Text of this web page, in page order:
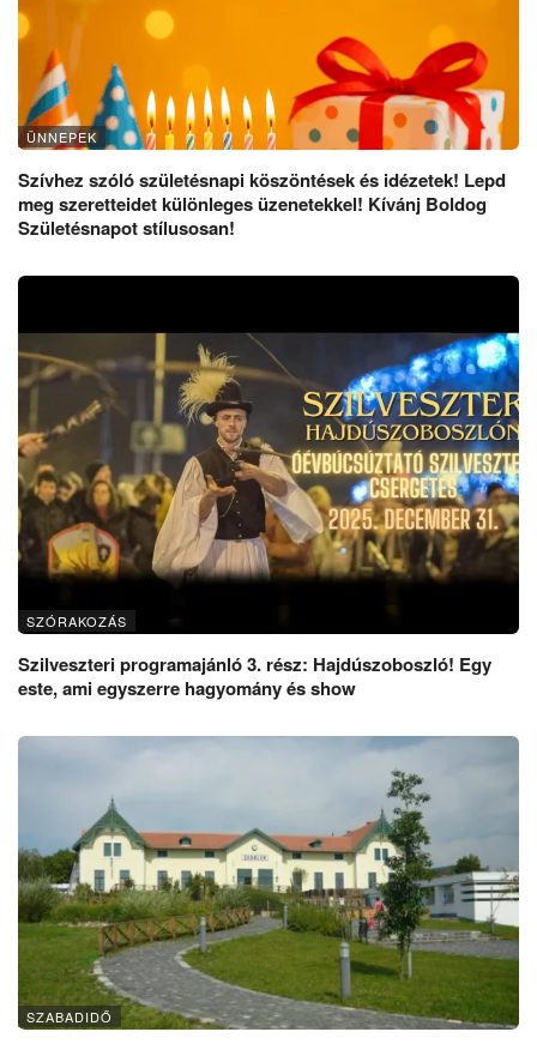
ÜNNEPEK
Szívhez szóló születésnapi köszöntések és idézetek! Lepd
meg szeretteidet különleges üzenetekkel! Kívánj Boldog
Születésnapot stílusosan!
SZÓRAKOZÁS
Szilveszteri programajánló 3. rész: Hajdúszoboszló! Egy
este, ami egyszerre hagyomány és show
SZABADIDŐ